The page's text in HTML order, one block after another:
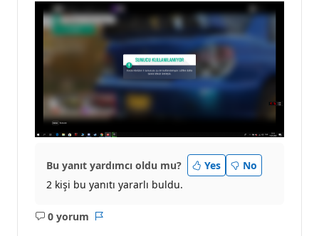
Bu yanıt yardımcı oldu mu? Yes
No
2 kişi bu yanıtı yararlı buldu.
0 yorum
Açıklama